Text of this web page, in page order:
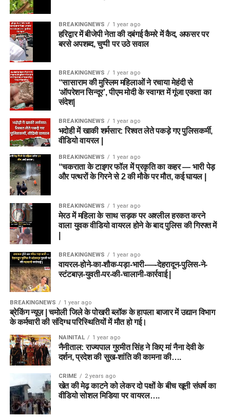
BREAKINGNEWS 1 year ago
हरिद्वार में बीजेपी नेता की दबंगई कैमरे में कैद, अफसर पर
बरसे अपशब्द, चुप्पी पर उठे सवाल
BREAKINGNEWS 1 year ago
“सासाराम की मुस्लिम महिलाओं ने रचाया मेहंदी से
‘ऑपरेशन सिन्दूर’, पीएम मोदी के स्वागत में गूंजा एकता का
संदेश|
BREAKINGNEWS 1 year ago
भदोही में खाकी शर्मसार: रिश्वत लेते पकड़े गए पुलिसकर्मी,
वीडियो वायरल |
BREAKINGNEWS 1 year ago
“चकराता के टाइगर फॉल में प्रकृति का कहर — भारी पेड़
और पत्थरों के गिरने से 2 की मौके पर मौत, कई घायल |
BREAKINGNEWS 1 year ago
मेरठ में महिला के साथ सड़क पर अश्लील हरकत करने
वाला युवक वीडियो वायरल होने के बाद पुलिस की गिरफ्त में
BREAKINGNEWS 1 year ago
वायरल-होने-का-शौक-पड़ा-भारी-—-देहरादून-पुलिस-ने-
स्टंटबाज़-युवती-पर-की-चालानी-कार्रवाई |
BREAKINGNEWS 1 year ago
ब्रेकिंग न्यूज़ | चमोली जिले के पोखरी ब्लॉक के हापला बाजार में उद्यान विभाग
के कर्मचारी की संदिग्ध परिस्थितियों में मौत हो गई।
NAINITAL 1 year ago
नैनीताल: राज्यपाल गुरमीत सिंह ने किए मां नैना देवी के
दर्शन, प्रदेश की सुख-शांति की कामना की….
CRIME 2 years ago
खेत की मेढ़ काटने को लेकर दो पक्षों के बीच खूनी संघर्ष का
वीडियो सोशल मिडिया पर वायरल….